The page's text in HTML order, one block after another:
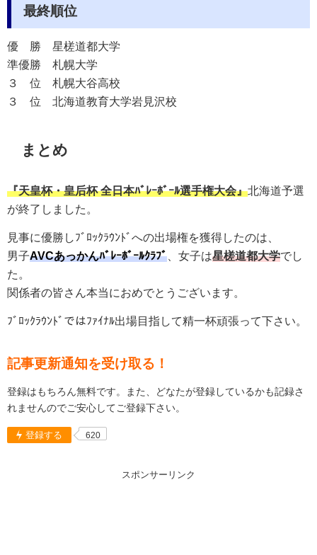
最終順位
優 勝 星槎道都大学
準優勝 札幌大学
３ 位 札幌大谷高校
３ 位 北海道教育大学岩見沢校
まとめ
『天皇杯・皇后杯 全日本ﾊﾞﾚｰﾎﾞｰﾙ選手権大会』北海道予選
が終了しました。
見事に優勝しﾌﾞﾛｯｸﾗｳﾝﾄﾞへの出場権を獲得したのは、
男子AVCあっかんﾊﾞﾚｰﾎﾞｰﾙｸﾗﾌﾞ 、女子は星槎道都大学でし
た。
関係者の皆さん本当におめでとうございます。
ﾌﾞﾛｯｸﾗｳﾝﾄﾞではﾌｧｲﾅﾙ出場目指して精一杯頑張って下さい。
記事更新通知を受け取る！
登録はもちろん無料です。また、どなたが登録しているかも記録さ
れませんのでご安心してご登録下さい。
登録する 620
スポンサーリンク